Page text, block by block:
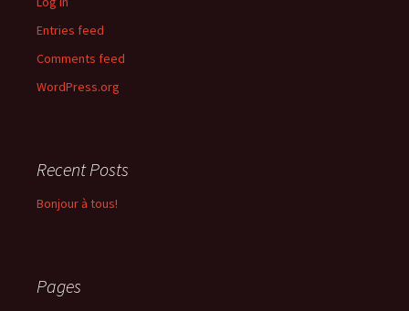
Entries feed
Comments feed
WordPress.org
Recent Posts
Bonjour à tous!
Pages